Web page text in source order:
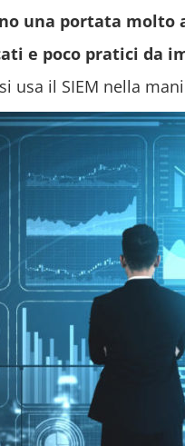
una portata molto
e poco pratici da
usa il SIEM nella